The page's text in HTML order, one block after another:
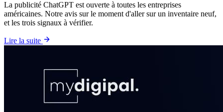
La publicité ChatGPT est ouverte à toutes les entreprises
américaines. Notre avis sur le moment d'aller sur un inventaire neuf,
et les trois signaux à vérifier.
Lire la suite